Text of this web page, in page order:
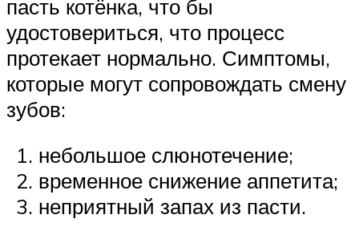
пасть котёнка, что бы
удостовериться, что процесс
протекает нормально. Симптомы,
которые могут сопровождать смену
зубов:
небольшое слюнотечение;
временное снижение аппетита;
неприятный запах из пасти.